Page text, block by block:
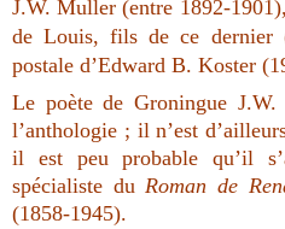
J.W. Muller (entre 1892-
de Louis, fils de ce dernier
postale d’Edward B. Koster
Le poète de Groningue
l’anthologie ; il n’est
il est peu probable qu’il
spécialiste duRoman de
(1858-1945).